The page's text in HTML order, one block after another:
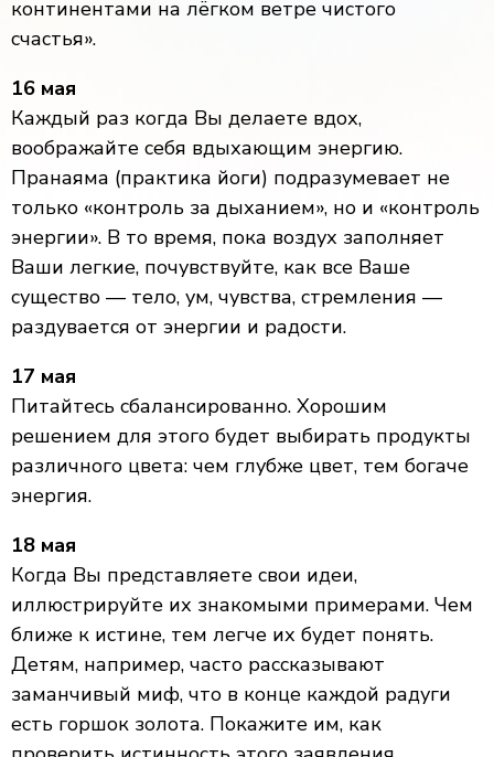
континентами на лёгком ветре чистого
счастья».
16 мая
Каждый раз когда Вы делаете вдох,
воображайте себя вдыхающим энергию.
Пранаяма (практика йоги) подразумевает не
только «контроль за дыханием», но и «контроль
энергии». В то время, пока воздух заполняет
Ваши легкие, почувствуйте, как все Ваше
существо — тело, ум, чувства, стремления —
раздувается от энергии и радости.
17 мая
Питайтесь сбалансированно. Хорошим
решением для этого будет выбирать продукты
различного цвета: чем глубже цвет, тем богаче
энергия.
18 мая
Когда Вы представляете свои идеи,
иллюстрируйте их знакомыми примерами. Чем
ближе к истине, тем легче их будет понять.
Детям, например, часто рассказывают
заманчивый миф, что в конце каждой радуги
есть горшок золота. Покажите им, как